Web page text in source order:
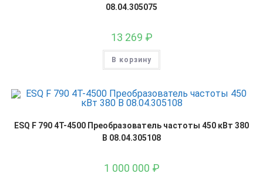
08.04.305075
13 269 ₽
В корзину
ESQ F 790 4T-4500 Преобразователь частоты 450 кВт 380
В 08.04.305108
1 000 000 ₽